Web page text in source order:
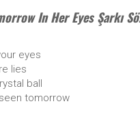
In Her Eyes Şarkı
eyes
lies
ball
tomorrow